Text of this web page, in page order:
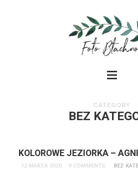
CATEGORY
BEZ
KOLOROWE JEZIORKA –
12 MARCA 2020 0 COMMENTS BEZ